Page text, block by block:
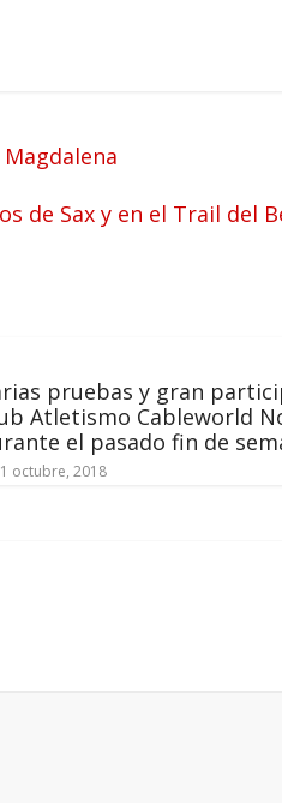
de Sax y en el Trail del
pruebas y gran
Atletismo Cableworld
el pasado fin de
octubre, 2018